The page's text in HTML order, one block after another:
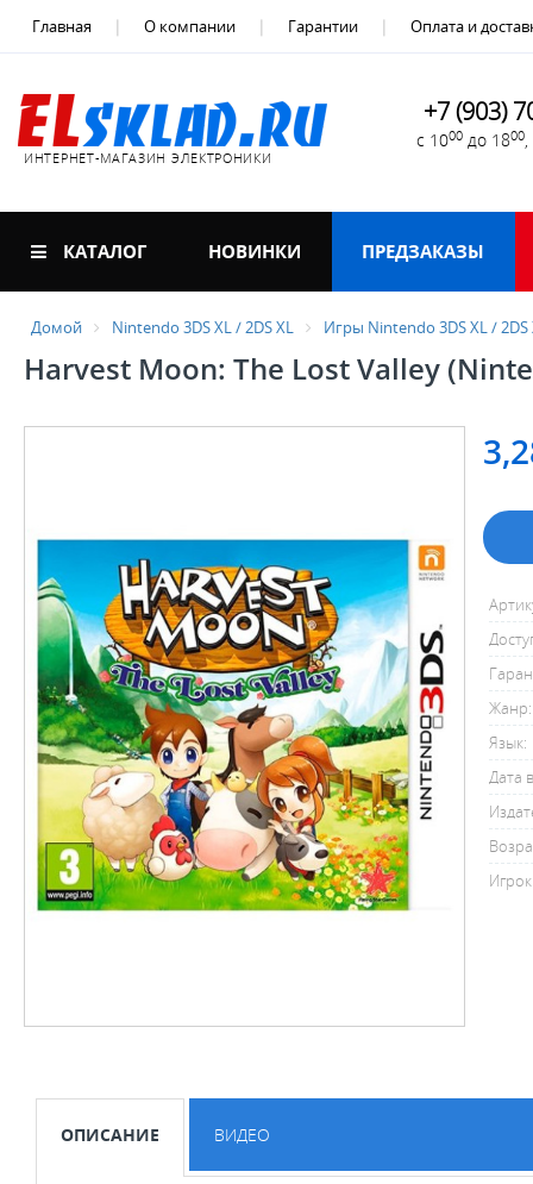
Главная О компании Гарантии Оплата и
ИНТЕРНЕТ-МАГАЗИН ЭЛЕКТРОНИКИ
+7 (903)
с 1000 до 1800
КАТАЛОГ НОВИНКИ ПРЕДЗАКАЗЫ
Домой Nintendo 3DS XL / 2DS XL Игры Nintendo 3DS XL / 2DS
Harvest Moon: The Lost Valley
Жанр:
Язык:
Дата
ОПИСАНИЕ ВИДЕО